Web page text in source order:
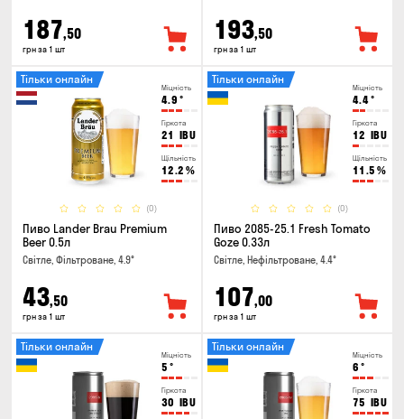
187,50
грн за 1 шт
193,50
грн за 1 шт
Міцність
4.9 °
Гіркота
21 IBU
Щільність
12.2 %
(0)
Тільки онлайн
Пиво Lander Brau Premium
Beer 0.5л
Світле, Фільтроване, 4.9°
43,50
грн за 1 шт
Міцність
4.4°
Гіркота
12 IBU
Щільність
11.5 %
(0)
Тільки онлайн
Пиво 2085-25.1 Fresh Tomato
Goze 0.33л
Світле, Нефільтроване, 4.4°
107,00
грн за 1 шт
Міцність
5 °
Гіркота
30 IBU
Тільки онлайн
Міцність
6 °
Гіркота
75 IBU
Тільки онлайн